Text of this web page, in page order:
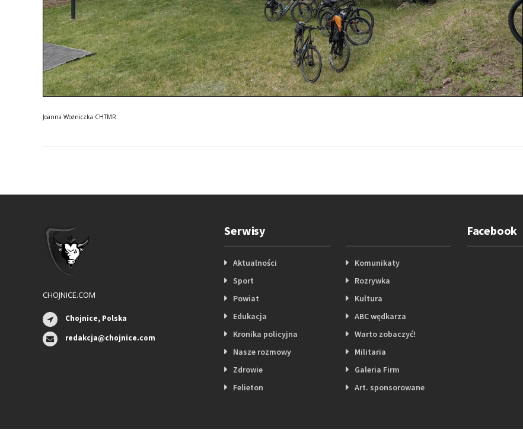
Joanna Woźniczka CHTMR
CHOJNICE.COM
Chojnice, Polska
redakcja@chojnice.com
Serwisy
Aktualności
Sport
Powiat
Edukacja
Kronika policyjna
Nasze rozmowy
Zdrowie
Felieton
Komunikaty
Rozrywka
Kultura
ABC wędkarza
Warto zobaczyć!
Militaria
Galeria Firm
Art. sponsorowane
Facebook